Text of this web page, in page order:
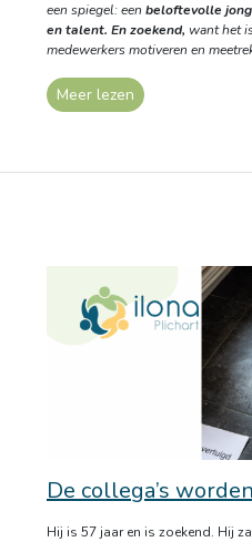
een spiegel: een beloftevolle
en talent. En zoekend, want het
medewerkers motiveren en
Meer lezen
De collega’s
Hij is 57 jaar en is zoekend. Hij